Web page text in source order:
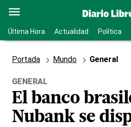
Última Hora Actualidad Política
Portada Mundo General
GENERAL
El banco
Nubank se